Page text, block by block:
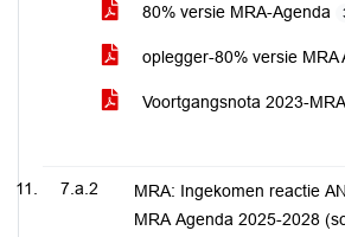
80% versie MRA-Agenda
oplegger-80% versie MRA
Voortgangsnota 2023-MRA
7.a.2
MRA: Ingekomen reactie
MRA Agenda 2025-2028